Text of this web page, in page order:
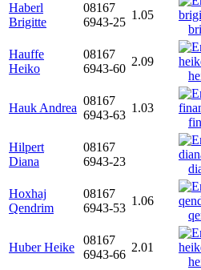
Haberl
Brigitte
08167
6943-25
1.05
Hauffe
Heiko
08167
6943-60
2.09
Hauk Andrea
08167
6943-63
1.03
Hilpert
Diana
08167
6943-23
Hoxhaj
Qendrim
08167
6943-53
1.06
Huber Heike
08167
6943-66
2.01